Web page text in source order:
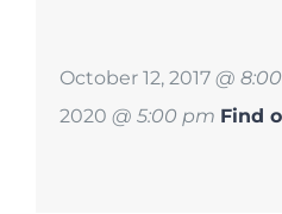
October 12, 2017 @
2020 @ 5:00 pm Find